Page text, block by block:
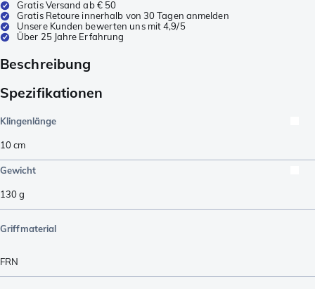
Gratis Versand ab € 50
Gratis Retoure innerhalb von 30 Tagen anmelden
Unsere Kunden bewerten uns mit 4,9/5
Über 25 Jahre Erfahrung
Beschreibung
Spezifikationen
Klingenlänge
10cm
Gewicht
130g
Griffmaterial
FRN